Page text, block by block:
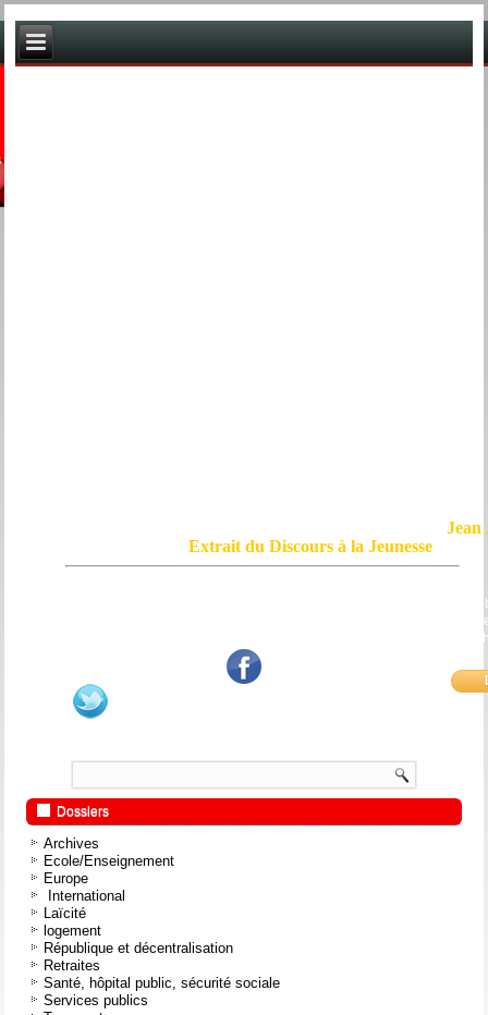
Jean
Extrait du Discours à la Jeunesse
mensonge triomphant qui passe, et de ne pas faire écho, de notre
bouche et de nos mains aux applaudissements imbéciles et aux
Dossiers
Archives
Ecole/Enseignement
Europe
International
Laïcité
logement
République et décentralisation
Retraites
Santé, hôpital public, sécurité sociale
Services publics